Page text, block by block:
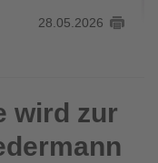
28.05.2026
19
wird zur